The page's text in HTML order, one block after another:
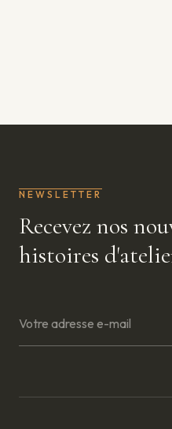
NEWSLETTER
Recevez nos
histoires